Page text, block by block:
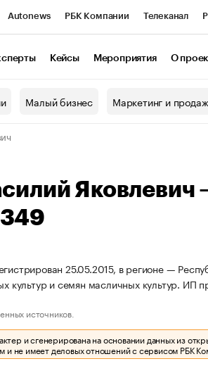
Autonews РБК Компании Телеканал
Кейсы Мероприятия О
Малый бизнес Маркетинг и
25.05.2015, в регионе —
культур и семян масличных культур.
источников.
и сгенерирована на основании данных из
и не имеет деловых отношений с сервисом РБК